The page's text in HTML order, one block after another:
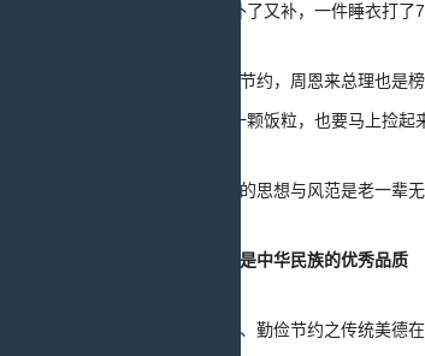
帽，许多都是补了又补，一件睡衣打
厉行勤俭节约，周恩来总理也是
偶尔掉在桌上一颗饭粒，也要马上捡
勤俭节约的思想与风范是老一辈
勤俭节约是中华民族的优秀品质
崇俭戒奢、勤俭节约之传统美德